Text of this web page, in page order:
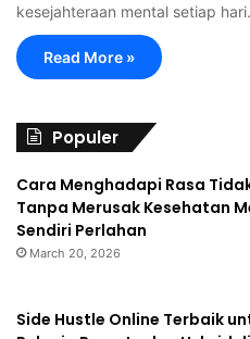
kesejahteraan mental setiap hari.
Read More »
Populer
Cara Menghadapi Rasa
Tanpa Merusak Kesehatan
Sendiri Perlahan
March 20, 2026
Side Hustle Online Terbaik